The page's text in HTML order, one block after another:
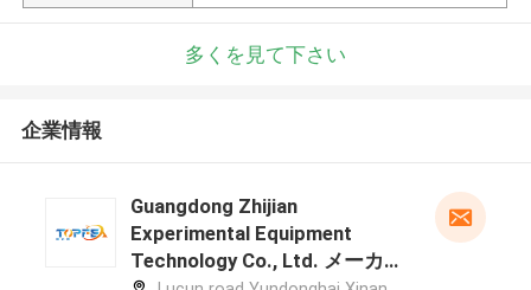
多くを見て下さい
企業情報
Guangdong Zhijian
Experimental Equipment
Technology Co., Ltd. メーカー